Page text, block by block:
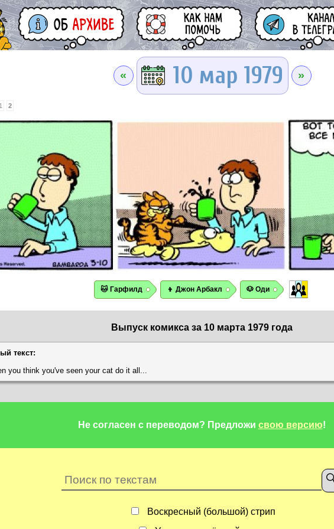
« 10 мар 1979 »
1 2
🐱 Гарфилд 👦 Джон Арбакл 🐶 Оди
Выпуск комикса за 10 марта 1979 года
текст:
you think you've seen your cat do it all...
Не согласен с переводом? Предложи свою версию!
Воскресный (большой) стрип